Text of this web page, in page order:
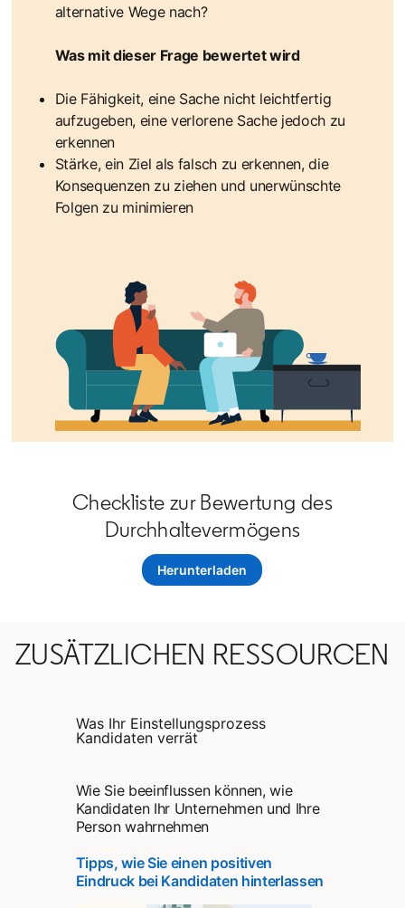
alternative Wege nach?
Was mit dieser Frage bewertet wird
Die Fähigkeit, eine Sache nicht leichtfertig
aufzugeben, eine verlorene Sache jedoch zu
erkennen
Stärke, ein Ziel als falsch zu erkennen, die
Konsequenzen zu ziehen und unerwünschte
Folgen zu minimieren
Checkliste zur Bewertung des
Durchhaltevermögens
Herunterladenopens in a new tab
ZUSÄTZLICHEN RESSOURCEN
Was Ihr Einstellungsprozess
Kandidaten verrät
Wie Sie beeinflussen können, wie
Kandidaten Ihr Unternehmen und Ihre
Person wahrnehmen
Tipps, wie Sie einen positiven
Eindruck bei Kandidaten hinterlassen